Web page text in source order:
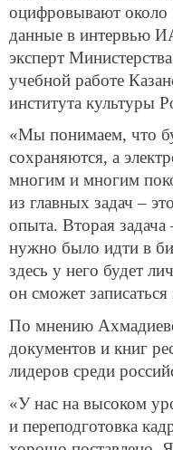
оцифровывают около
данные в интервью
эксперт
учебной работе
института культуры
«Мы понимаем, что
сохраняются, а
многим и многим
из главных задач –
опыта. Вторая
нужно было идти в
здесь у него будет
он сможет
По мнению
документов и книг
лидеров среди
«У нас на высоком
и переподготовка